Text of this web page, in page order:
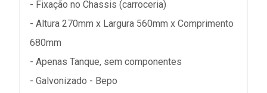
- Fixação no Chassis (carroceria)
- Altura 270mm x Largura 560mm x Comprimento
680mm
- Apenas Tanque, sem componentes
- Galvonizado - Bepo